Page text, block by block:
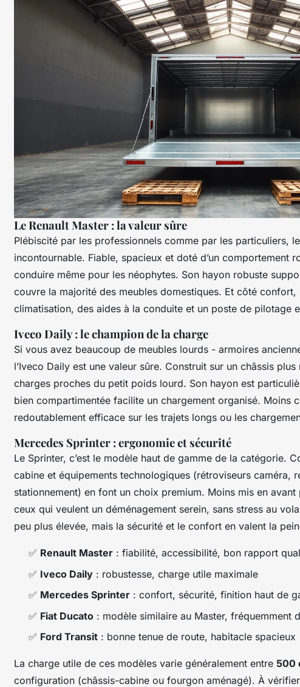
Le Renault Master : la valeur sûre
Plébiscité par les professionnels comme par les particuliers,
incontournable. Fiable, spacieux et doté d’un comportement
conduire même pour les néophytes. Son hayon robuste
couvre la majorité des meubles domestiques. Et côté
climatisation, des aides à la conduite et un poste de pilotage
Iveco Daily : le champion de la charge
Si vous avez beaucoup de meubles lourds - armoires
l’Iveco Daily est une valeur sûre. Construit sur un châssis
charges proches du petit poids lourd. Son hayon est
bien compartimentée facilite un chargement organisé. Moins
redoutablement efficace sur les trajets longs ou les
Mercedes Sprinter : ergonomie et sécurité
Le Sprinter, c’est le modèle haut de gamme de la catégorie.
cabine et équipements technologiques (rétroviseurs caméra,
stationnement) en font un choix premium. Moins mis en
ceux qui veulent un déménagement serein, sans stress au
peu plus élevée, mais la sécurité et le confort en valent la
✅ Renault Master : fiabilité, accessibilité, bon rapport
✅ Iveco Daily : robustesse, charge utile maximale
✅ Mercedes Sprinter : confort, sécurité, finition haut de
✅ Fiat Ducato : modèle similaire au Master, fréquemment
✅ Ford Transit : bonne tenue de route, habitacle spacieux
La charge utile de ces modèles varie généralement entre 500
configuration (châssis-cabine ou fourgon aménagé). À